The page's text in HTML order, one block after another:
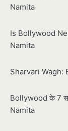
Namita
Is Bollywood
Namita
Sharvari Wagh:
Bollywood के 7
Namita